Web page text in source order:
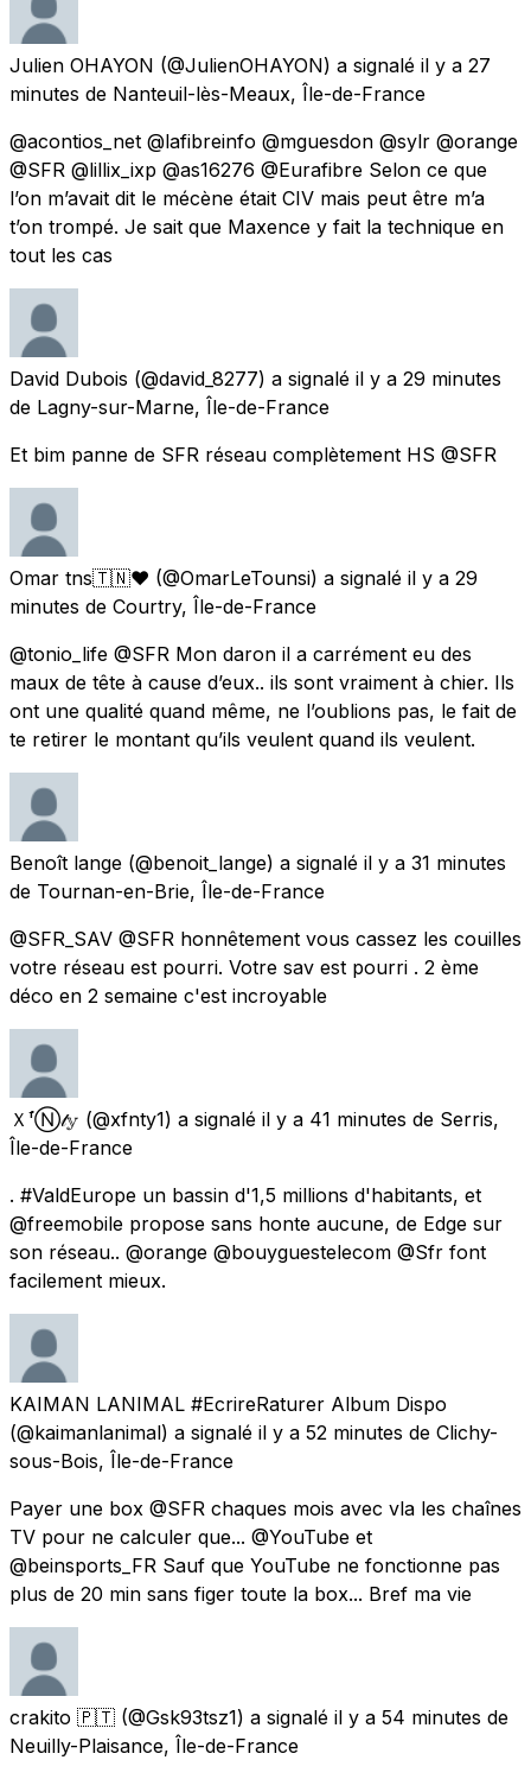
Julien OHAYON (@JulienOHAYON) a signalé il y a 27
minutes de Nanteuil-lès-Meaux, Île-de-France
@acontios_net @lafibreinfo @mguesdon @sylr @orange
@SFR @lillix_ixp @as16276 @Eurafibre Selon ce que
l’on m’avait dit le mécène était CIV mais peut être m’a
t’on trompé. Je sait que Maxence y fait la technique en
tout les cas
David Dubois (@david_8277) a signalé il y a 29 minutes
de Lagny-sur-Marne, Île-de-France
Et bim panne de SFR réseau complètement HS @SFR
Omar tns🇹🇳❤️ (@OmarLeTounsi) a signalé il y a 29
minutes de Courtry, Île-de-France
@tonio_life @SFR Mon daron il a carrément eu des
maux de tête à cause d’eux.. ils sont vraiment à chier. Ils
ont une qualité quand même, ne l’oublions pas, le fait de
te retirer le montant qu’ils veulent quand ils veulent.
Benoît lange (@benoit_lange) a signalé il y a 31 minutes
de Tournan-en-Brie, Île-de-France
@SFR_SAV @SFR honnêtement vous cassez les couilles
votre réseau est pourri. Votre sav est pourri . 2 ème
déco en 2 semaine c'est incroyable
ＸᶠⓃ𝓉𝕪 (@xfnty1) a signalé il y a 41 minutes de Serris,
Île-de-France
. #ValdEurope un bassin d'1,5 millions d'habitants, et
@freemobile propose sans honte aucune, de Edge sur
son réseau.. @orange @bouyguestelecom @Sfr font
facilement mieux.
KAIMAN LANIMAL #EcrireRaturer Album Dispo
(@kaimanlanimal) a signalé il y a 52 minutes de Clichy-
sous-Bois, Île-de-France
Payer une box @SFR chaques mois avec vla les chaînes
TV pour ne calculer que... @YouTube et
@beinsports_FR Sauf que YouTube ne fonctionne pas
plus de 20 min sans figer toute la box... Bref ma vie
crakito 🇵🇹 (@Gsk93tsz1) a signalé il y a 54 minutes de
Neuilly-Plaisance, Île-de-France